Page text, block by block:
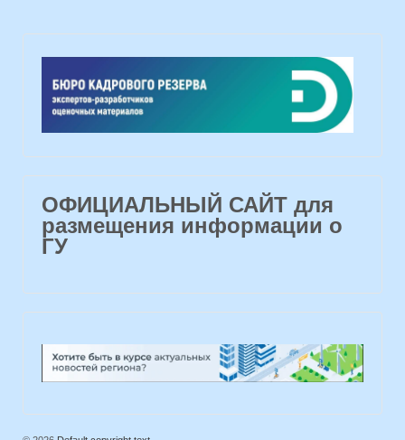
ОФИЦИАЛЬНЫЙ САЙТ для
размещения информации о
ГУ